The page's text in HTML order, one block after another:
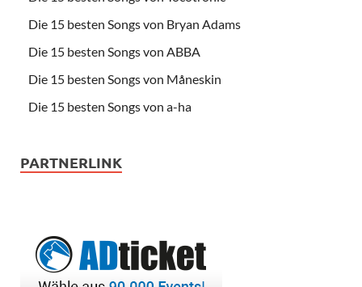
Die 15 besten Songs von Bryan Adams
Die 15 besten Songs von ABBA
Die 15 besten Songs von Måneskin
Die 15 besten Songs von a-ha
PARTNERLINK